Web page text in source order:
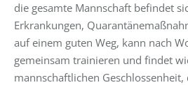
die gesamte Mannschaft befindet
Erkrankungen,
auf einem guten Weg, kann nach
gemeinsam trainieren und findet
mannschaftlichen